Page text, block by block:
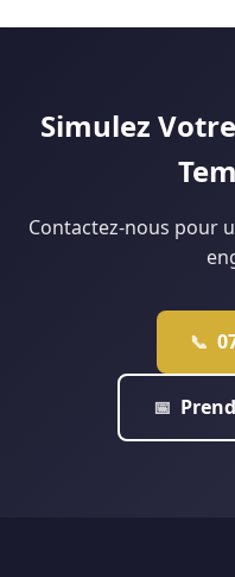
qui est réellement
Simulez
Contactez-nous pour
📞
📅